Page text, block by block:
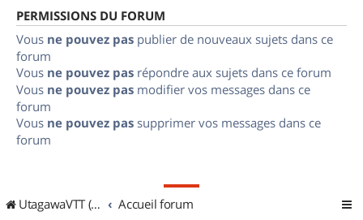
PERMISSIONS DU FORUM
Vous ne pouvez pas publier de nouveaux sujets dans ce
forum
Vous ne pouvez pas répondre aux sujets dans ce forum
Vous ne pouvez pas modifier vos messages dans ce
forum
Vous ne pouvez pas supprimer vos messages dans ce
forum
UtagawaVTT (Randos VTT et VTTAE avec traces GPS) Accueil forum